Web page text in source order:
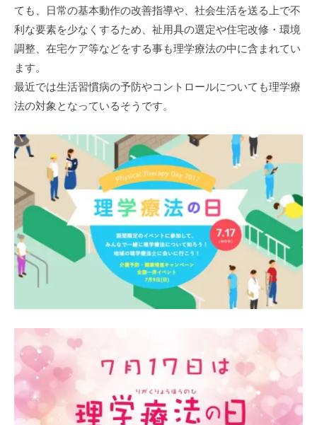
ても、日常の基本動作の改善指導や、社会生活を送る上で不
利な要素を少なくするため、祉用具の選定や住宅改修・環境
調整、在宅ケア等などをする事も理学療法の中に含まれてい
ます。
最近では生活習慣病の予防やコントロールについても理学療
法の対象となっているそうです。